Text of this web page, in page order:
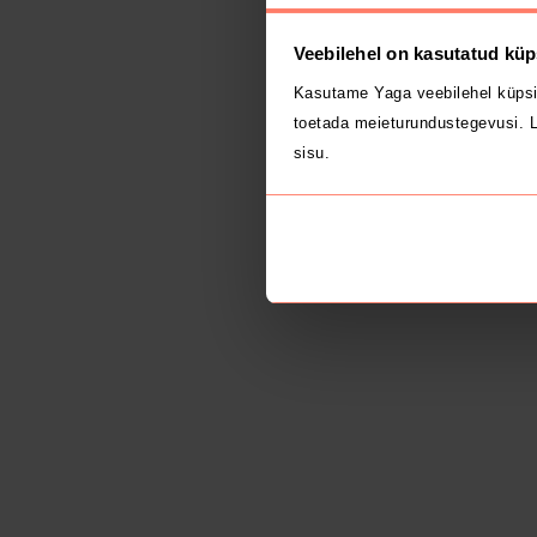
Veebilehel on kasutatud
Kasutame Yaga veebilehel
toetada meieturundustegevusi.
sisu.